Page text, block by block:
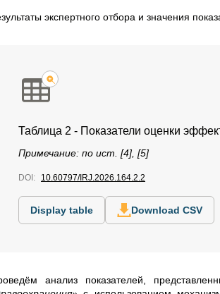
экспертного отбора и значения
Таблица 2 - Показатели оценки
Примечание: по ист. [4], [5]
DOI: 10.60797/IRJ.2026.164.2.2
Display table Download CSV
анализ показателей,